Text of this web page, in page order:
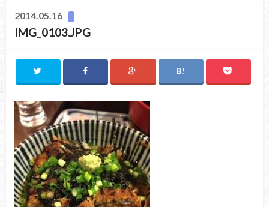
2014.05.16
IMG_0103.JPG